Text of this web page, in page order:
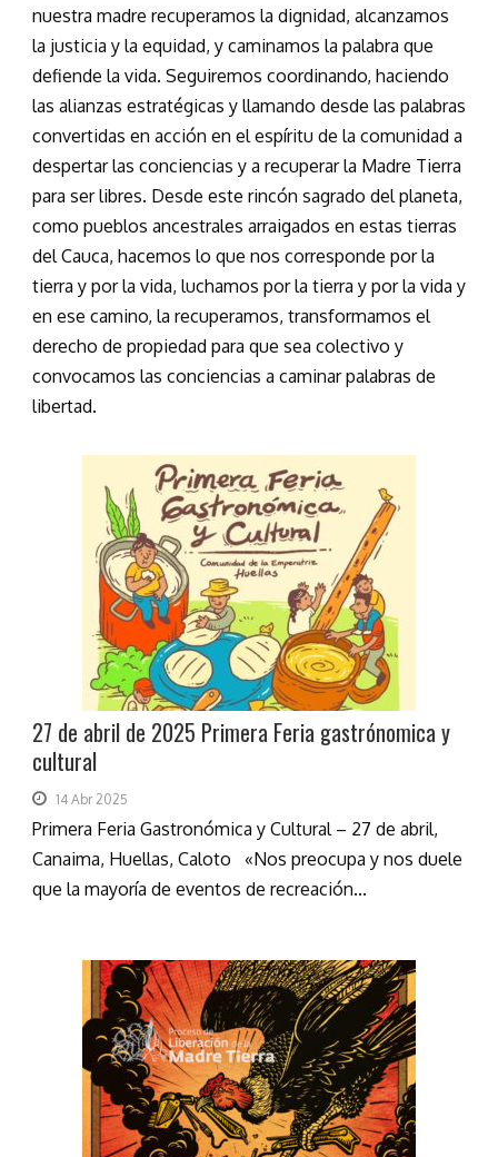
nuestra madre recuperamos la dignidad, alcanzamos
la justicia y la equidad, y caminamos la palabra que
defiende la vida. Seguiremos coordinando, haciendo
las alianzas estratégicas y llamando desde las palabras
convertidas en acción en el espíritu de la comunidad a
despertar las conciencias y a recuperar la Madre Tierra
para ser libres. Desde este rincón sagrado del planeta,
como pueblos ancestrales arraigados en estas tierras
del Cauca, hacemos lo que nos corresponde por la
tierra y por la vida, luchamos por la tierra y por la vida y
en ese camino, la recuperamos, transformamos el
derecho de propiedad para que sea colectivo y
convocamos las conciencias a caminar palabras de
libertad.
27 de abril de 2025 Primera Feria gastrónomica y
cultural
14 Abr 2025
Primera Feria Gastronómica y Cultural – 27 de abril,
Canaima, Huellas, Caloto «Nos preocupa y nos duele
que la mayoría de eventos de recreación...